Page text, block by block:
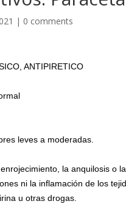
| 0 comments
ANTIPIRETICO
leves a moderadas.
la anquilosis o la
ni la inflamación de los
u otras drogas.